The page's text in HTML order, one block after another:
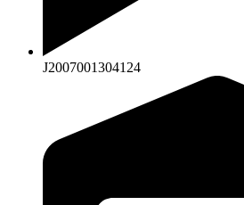
J2007001304124